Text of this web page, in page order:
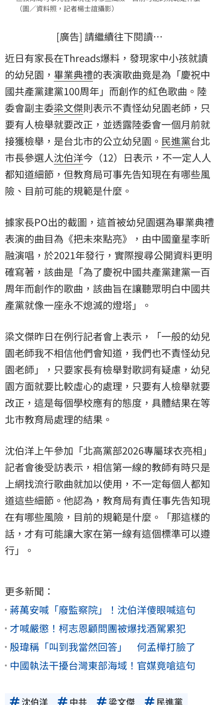
（圖／資料照，記者楊士誼攝影）
[廣告] 請繼續往下閱讀…
近日有家長在Threads爆料，發現家中小孩就讀
的幼兒園， 畢業典禮的表演歌曲竟是為「慶祝中
國共產黨建黨100周年」而創作的紅色歌曲。陸
委會副主委梁文傑則表示不責怪幼兒園老師，只
要有人檢舉就要改正，並透露陸委會一個月前就
接獲檢舉，是台北市的公立幼兒園。 民進黨台北
市長參選人沈伯洋今（12）日表示，不一定人人
都知道細節，但教育局可事先告知現在有哪些風
險、目前可能的規範是什麼。
據家長PO出的截圖，這首被幼兒園選為畢業典禮
表演的曲目為《把未來點亮》，由中國童星李昕
融演唱，於2021年發行，實際搜尋公開資料更明
確寫著，該曲是「為了慶祝中國共產黨建黨一百
周年而創作的歌曲，該曲旨在讓聽眾明白中國共
產黨就像一座永不熄滅的燈塔」。
梁文傑昨日在例行記者會上表示，「一般的幼兒
園老師我不相信他們會知道，我們也不責怪幼兒
園老師」，只要家長有檢舉對歌詞有疑慮，幼兒
園方面就要比較虛心的處理，只要有人檢舉就要
改正，這是每個學校應有的態度，具體結果在等
北市教育局處理的結果。
沈伯洋上午參加「北高黨部2026專屬球衣亮相」
記者會後受訪表示，相信第一線的教師有時只是
上網找流行歌曲就加以使用，不一定每個人都知
道這些細節。他認為，教育局有責任事先告知現
在有哪些風險，目前的規範是什麼。「那這樣的
話，才有可能讓大家在第一線有這個標準可以遵
行」。
更多新聞：
蔣萬安喊「廢監察院」！沈伯洋傻眼喊這句
才喊嚴懲！柯志恩顧問團被爆找酒駕累犯
殷瑋稱「叫到我當然回答」 何孟樺打臉了
中國執法干擾台灣東部海域！官媒竟嗆這句
沈伯洋 中共 梁文傑 民進黨